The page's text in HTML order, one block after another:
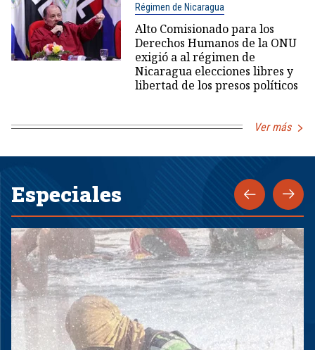
Régimen de Nicaragua
Alto Comisionado para los
Derechos Humanos de la ONU
exigió a al régimen de
Nicaragua elecciones libres y
libertad de los presos políticos
Ver más
Especiales